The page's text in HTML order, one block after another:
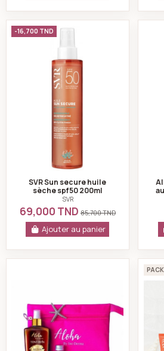
SVR Sun secure huile
-16,700 TND
SVR Sun secure huile
sèche spf50 200ml
SVR
69,000 TND 85,700 TND
Ajouter au panier
Aloha Sun Glow Set Pink -
PACK